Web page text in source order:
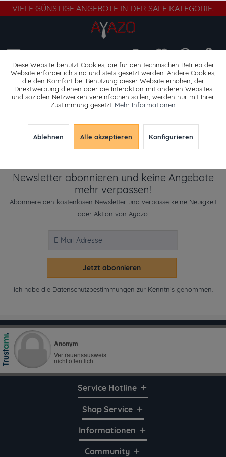
VIELE GÜNSTIGE ANGEBOTE IN DER SALE KATEGORIE!
Sonstiges
Newsletter abonnieren und keine Angebote
mehr verpassen!
Abonniere den kostenlosen Newsletter und verpasse keine Neuigkeit
oder Aktion von Ayazo.
Jetzt abonnieren
Ich habe die Datenschutzbestimmungen zur Kenntnis genommen.
Service Hotline
Shop Service
Informationen
Community
Diese Website benutzt Cookies, die für den technischen Betrieb der
Website erforderlich sind und stets gesetzt werden. Andere Cookies,
die den Komfort bei Benutzung dieser Website erhöhen, der
Direktwerbung dienen oder die Interaktion mit anderen Websites
und sozialen Netzwerken vereinfachen sollen, werden nur mit Ihrer
Zustimmung gesetzt. Mehr Informationen
Ablehnen Alle akzeptieren Konfigurieren